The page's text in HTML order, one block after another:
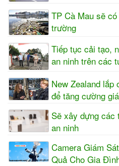
TP Cà Mau sẽ
trường
Tiếp tục cải tạo,
an ninh trên các
New Zealand lắp
để tăng cường
Sẽ xây dựng các
an ninh
Camera Giám
Quả Cho Gia